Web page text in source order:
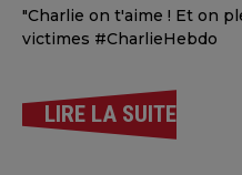
"Charlie on t'aime ! Et on
victimes #CharlieHebdo
LIRE LA SUITE